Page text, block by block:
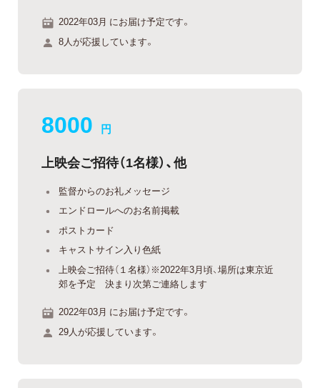
2022年03月 にお届け予定です。
8人が応援しています。
8000 円
上映会ご招待（1名様）、他
監督からのお礼メッセージ
エンドロールへのお名前掲載
ポストカード
キャストサイン入り色紙
上映会ご招待（１名様）※2022年3月頃、場所は東京近
郊を予定 決まり次第ご連絡します
2022年03月 にお届け予定です。
29人が応援しています。